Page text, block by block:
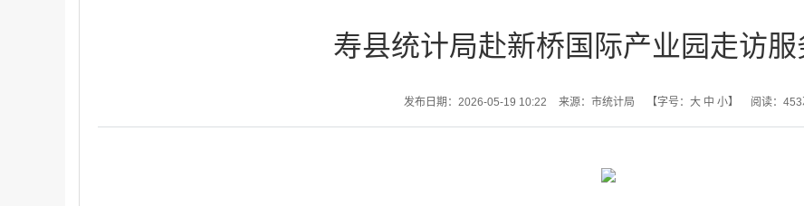
寿县统计局赴新桥国际产业园走访服
发布日期：2026-05-19 10:22 来源：市统计局 【字号： 大 中 小】 阅读： 453